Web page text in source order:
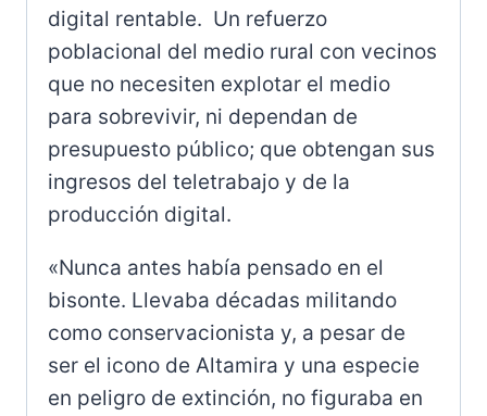
digital rentable. Un refuerzo
poblacional del medio rural con vecinos
que no necesiten explotar el medio
para sobrevivir, ni dependan de
presupuesto público; que obtengan sus
ingresos del teletrabajo y de la
producción digital.
«Nunca antes había pensado en el
bisonte. Llevaba décadas militando
como conservacionista y, a pesar de
ser el icono de Altamira y una especie
en peligro de extinción, no figuraba en